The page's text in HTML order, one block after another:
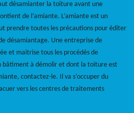
désamianter la toiture avant une
de l’amiante. L’amiante est un
prendre toutes les précautions pour éditer
désamiantage. Une entreprise de
et maitrise tous les procédés de
bâtiment à démolir et dont la toiture est
contactez-le. Il va s’occuper du
vers les centres de traitements